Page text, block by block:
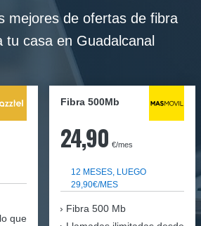
mejores de ofertas de fibra
tu casa en Guadalcanal
que
Fibra 500Mb
24,90 €/mes
12 MESES, LUEGO
29,90€/MES
Fibra 500 Mb